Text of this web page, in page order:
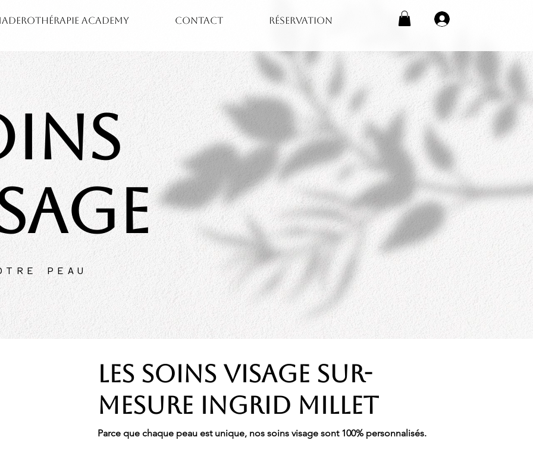
ACADEMY CONTACT RÉSERVATION
PEAU
LES SOINS VISAGE SUR-
MESURE INGRID MILLET
Parce que chaque peau est unique, nos soins visage sont 100% personnalisés.